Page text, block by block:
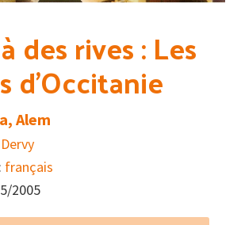
des rives : Les
d’Occitanie
Alem
Dervy
français
2005